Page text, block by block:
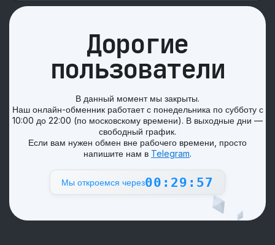
Дорогие
пользователи
В данный момент мы закрыты.
Наш онлайн-обменник работает с понедельника по субботу с
10:00 до 22:00 (по московскому времени). В выходные дни —
свободный график.
Если вам нужен обмен вне рабочего времени, просто
напишите нам в Telegram.
Мы откроемся через00:29:57